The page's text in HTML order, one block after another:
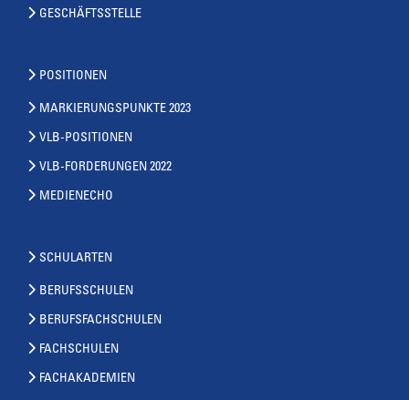
GESCHÄFTSSTELLE
POSITIONEN
MARKIERUNGSPUNKTE 2023
VLB-POSITIONEN
VLB-FORDERUNGEN 2022
MEDIENECHO
SCHULARTEN
BERUFSSCHULEN
BERUFSFACHSCHULEN
FACHSCHULEN
FACHAKADEMIEN